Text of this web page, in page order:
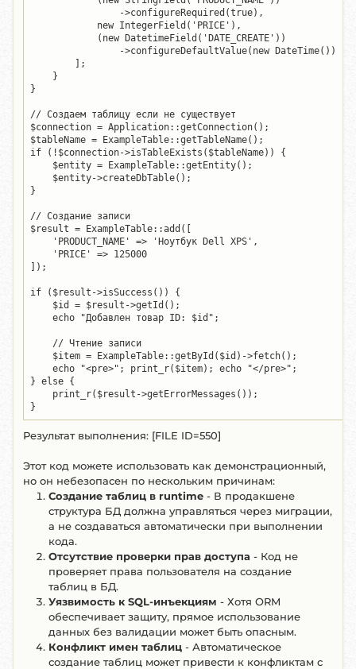
->configureRequired(true),
new IntegerField('PRICE'),
(new DatetimeField('DATE_CREATE'))
->configureDefaultValue(new DateTime())
];
}
}
// Создаем таблицу если не существует
$connection = Application::getConnection();
$tableName = ExampleTable::getTableName();
if (!$connection->isTableExists($tableName)) {
$entity = ExampleTable::getEntity();
$entity->createDbTable();
}
// Создание записи
$result = ExampleTable::add([
'PRODUCT_NAME' => 'Ноутбук Dell XPS',
'PRICE' => 125000
]);
if ($result->isSuccess()) {
$id = $result->getId();
echo "Добавлен товар ID: $id";
// Чтение записи
$item = ExampleTable::getById($id)->fetch();
echo "<pre>"; print_r($item); echo "</pre>";
} else {
print_r($result->getErrorMessages());
}
Результат выполнения: [FILE ID=550]
Этот код можете использовать как демонстрационный,
но он небезопасен по нескольким причинам:
Создание таблиц в runtime - В продакшене
структура БД должна управляться через миграции,
а не создаваться автоматически при выполнении
кода.
Отсутствие проверки прав доступа - Код не
проверяет права пользователя на создание
таблиц в БД.
Уязвимость к SQL-инъекциям - Хотя ORM
обеспечивает защиту, прямое использование
данных без валидации может быть опасным.
Конфликт имен таблиц - Автоматическое
создание таблиц может привести к конфликтам с